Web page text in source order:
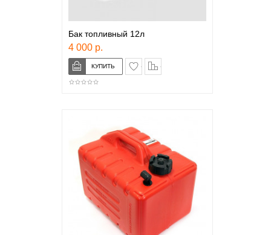
Бак топливный 12л
4 000 р.
в закладки